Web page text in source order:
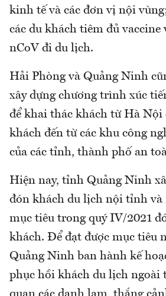
kinh tế và các đơn vị nội
các du khách tiêm đủ vaccine
nCoV đi du lịch.
Hải Phòng và Quảng Ninh
xây dựng chương trình xúc
để khai thác khách từ Hà Nội
khách đến từ các khu công
của các tỉnh, thành phố an
Hiện nay, tỉnh Quảng Ninh
đón khách du lịch nội tỉnh
mục tiêu trong quý IV/2021
khách. Để đạt được mục tiêu
Quảng Ninh ban hành kế
phục hồi khách du lịch ngoài